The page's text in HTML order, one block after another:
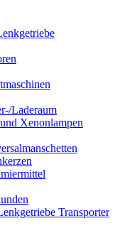
Laderaum
Xenonlampen
Transporter